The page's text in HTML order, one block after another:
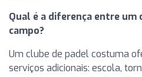
Qual é a diferença entre um
campo?
Um clube de padel costuma
serviços adicionais: escola,